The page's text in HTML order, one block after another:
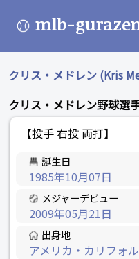
mlb-
クリス・メドレン (Kris
クリス・メドレン野球選
【投手 右投 両打】
誕生日
1985年10月07日
メジャーデビュー
2009年05月21日
出身地
アメリカ・カリフォ